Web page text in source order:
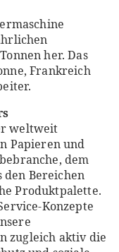
her. Das
Frankreich
weltweit
Papieren und
dem
den Bereichen
Produktpalette.
Konzepte
zugleich aktiv die